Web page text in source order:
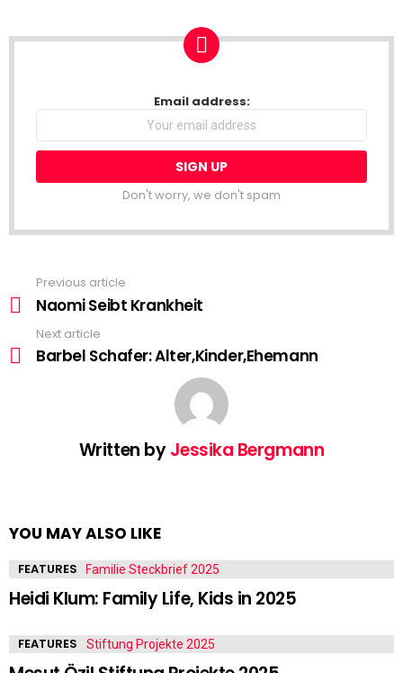
NEWSLETTER Email address:
Don't worry, we don't spam
more
Previous article
Naomi Seibt Krankheit
Next article
Barbel Schafer: Alter,Kinder,Ehemann
Written byJessika Bergmann
YOU MAY ALSO LIKE
FEATURES
Heidi Klum: Family Life, Kids in 2025
FEATURES